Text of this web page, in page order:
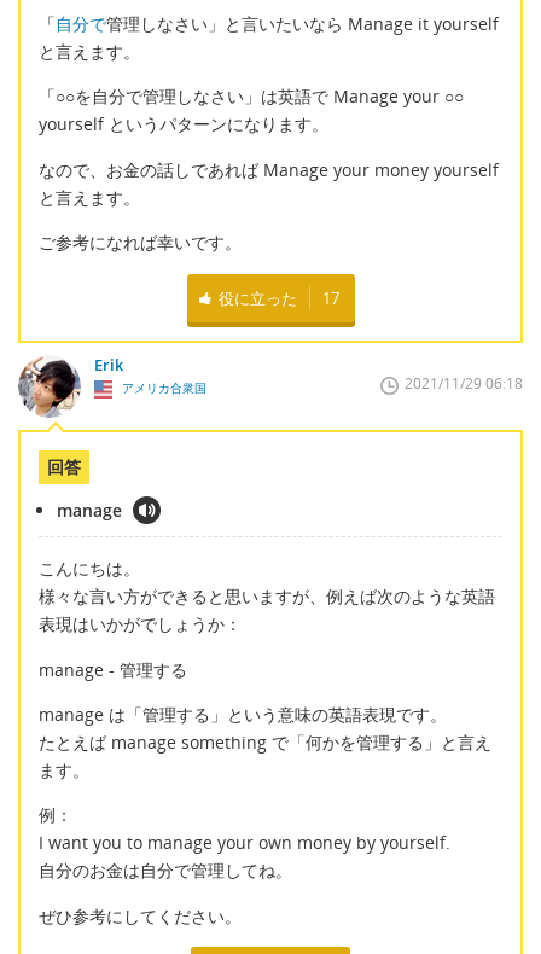
「自分で管理しなさい」と言いたいなら Manage it yourself
と言えます。
「○○を自分で管理しなさい」は英語で Manage your ○○
yourself というパターンになります。
なので、お金の話しであれば Manage your money yourself
と言えます。
ご参考になれば幸いです。
役に立った 17
Erik
アメリカ合衆国 2021/11/29 06:18
回答
manage
こんにちは。
様々な言い方ができると思いますが、例えば次のような英語
表現はいかがでしょうか：
manage - 管理する
manage は「管理する」という意味の英語表現です。
たとえば manage something で「何かを管理する」と言え
ます。
例：
I want you to manage your own money by yourself.
自分のお金は自分で管理してね。
ぜひ参考にしてください。